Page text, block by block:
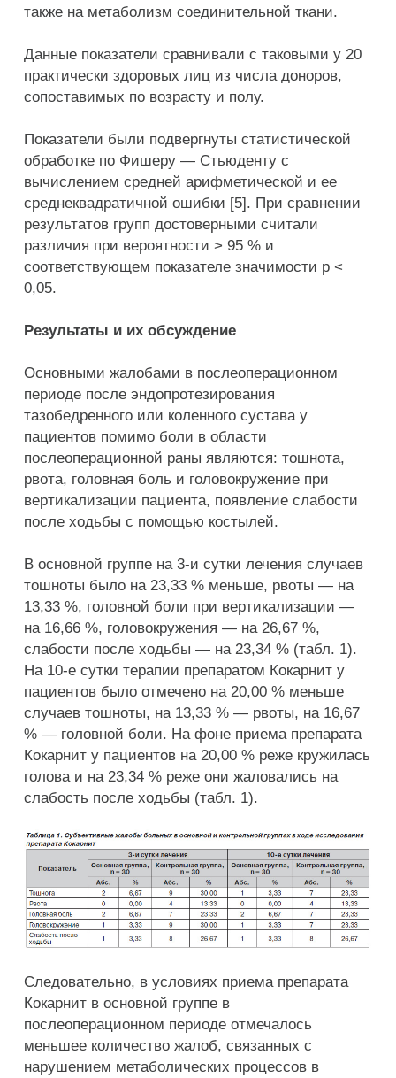
также на метаболизм соединительной ткани.
Данные показатели сравнивали с таковыми у 20
практически здоровых лиц из числа доноров,
сопоставимых по возрасту и полу.
Показатели были подвергнуты статистической
обработке по Фишеру — Стьюденту с
вычислением средней арифметической и ее
среднеквадратичной ошибки [5]. При сравнении
результатов групп достоверными считали
различия при вероятности > 95 % и
соответствующем показателе значимости р <
0,05.
Результаты и их обсуждение
Основными жалобами в послеоперационном
периоде после эндопротезирования
тазобедренного или коленного сустава у
пациентов помимо боли в области
послеоперационной раны являются: тошнота,
рвота, головная боль и головокружение при
вертикализации пациента, появление слабости
после ходьбы с помощью костылей.
В основной группе на 3-и сутки лечения случаев
тошноты было на 23,33 % меньше, рвоты — на
13,33 %, головной боли при вертикализации —
на 16,66 %, головокружения — на 26,67 %,
слабости после ходьбы — на 23,34 % (табл. 1).
На 10-е сутки терапии препаратом Кокарнит у
пациентов было отмечено на 20,00 % меньше
случаев тошноты, на 13,33 % — рвоты, на 16,67
% — головной боли. На фоне приема препарата
Кокарнит у пациентов на 20,00 % реже кружилась
голова и на 23,34 % реже они жаловались на
слабость после ходьбы (табл. 1).
Следовательно, в условиях приема препарата
Кокарнит в основной группе в
послеоперационном периоде отмечалось
меньшее количество жалоб, связанных с
нарушением метаболических процессов в